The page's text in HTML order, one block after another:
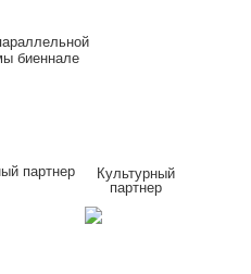
биеннале
партнер
Культурный
партнер